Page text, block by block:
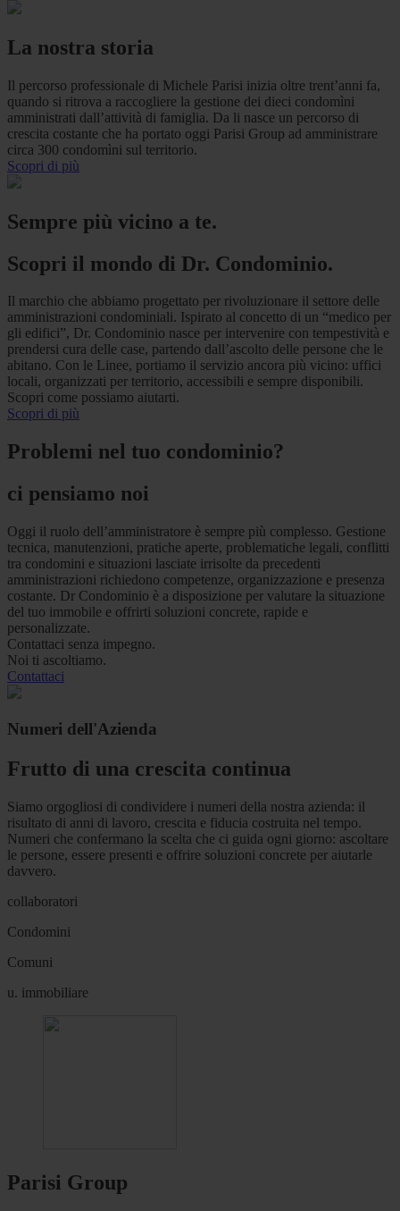
La nostra storia
Il percorso professionale di Michele Parisi inizia oltre trent’anni fa,
quando si ritrova a raccogliere la gestione dei dieci condomìni
amministrati dall’attività di famiglia. Da li nasce un percorso di
crescita costante che ha portato oggi Parisi Group ad amministrare
circa 300 condomìni sul territorio.
Scopri di più
Sempre più vicino a te.
Scopri il mondo di Dr. Condominio.
Il marchio che abbiamo progettato per rivoluzionare il settore delle
amministrazioni condominiali. Ispirato al concetto di un “medico per
gli edifici”, Dr. Condominio nasce per intervenire con tempestività e
prendersi cura delle case, partendo dall’ascolto delle persone che le
abitano. Con le Linee, portiamo il servizio ancora più vicino: uffici
locali, organizzati per territorio, accessibili e sempre disponibili.
Scopri come possiamo aiutarti.
Scopri di più
Problemi nel tuo condominio?
ci pensiamo noi
Oggi il ruolo dell’amministratore è sempre più complesso. Gestione
tecnica, manutenzioni, pratiche aperte, problematiche legali, conflitti
tra condomini e situazioni lasciate irrisolte da precedenti
amministrazioni richiedono competenze, organizzazione e presenza
costante. Dr Condominio è a disposizione per valutare la situazione
del tuo immobile e offrirti soluzioni concrete, rapide e
personalizzate.
Contattaci senza impegno.
Noi ti ascoltiamo.
Contattaci
Numeri dell'Azienda
Frutto di una crescita continua
Siamo orgogliosi di condividere i numeri della nostra azienda: il
risultato di anni di lavoro, crescita e fiducia costruita nel tempo.
Numeri che confermano la scelta che ci guida ogni giorno: ascoltare
le persone, essere presenti e offrire soluzioni concrete per aiutarle
davvero.
collaboratori
Condomini
Comuni
u. immobiliare
Parisi Group